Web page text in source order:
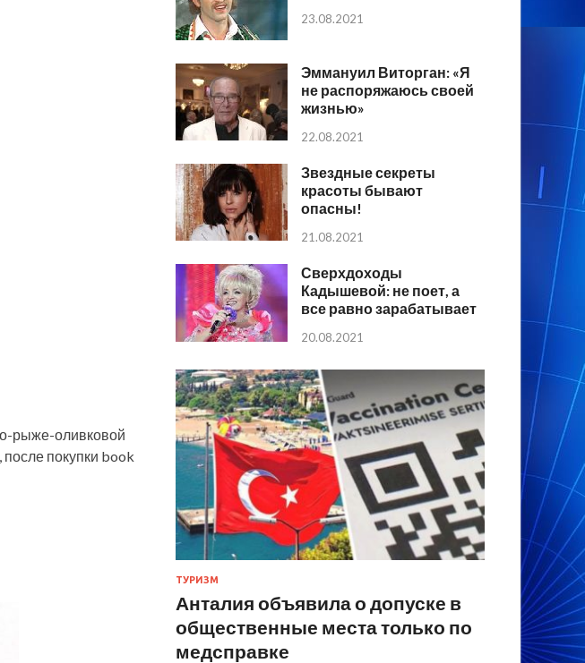
рыже-оливковой
покупки book
23.08.2021
Эммануил Виторган: «Я
не распоряжаюсь своей
жизнью»
22.08.2021
Звездные секреты
красоты бывают
опасны!
21.08.2021
Сверхдоходы
Кадышевой: не поет, а
все равно зарабатывает
20.08.2021
ТУРИЗМ
Анталия объявила о допуске в
общественные места только по
медсправке